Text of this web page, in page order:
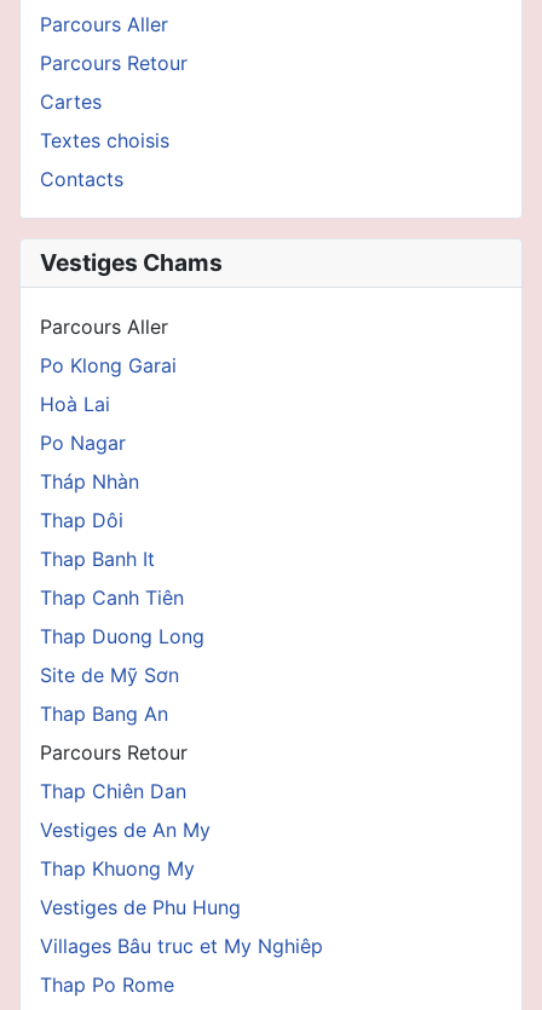
Parcours Aller
Parcours Retour
Cartes
Textes choisis
Contacts
Vestiges Chams
Parcours Aller
Po Klong Garai
Hoà Lai
Po Nagar
Tháp Nhàn
Thap Dôi
Thap Banh It
Thap Canh Tiên
Thap Duong Long
Site de Mỹ Sơn
Thap Bang An
Parcours Retour
Thap Chiên Dan
Vestiges de An My
Thap Khuong My
Vestiges de Phu Hung
Villages Bâu truc et My Nghiêp
Thap Po Rome